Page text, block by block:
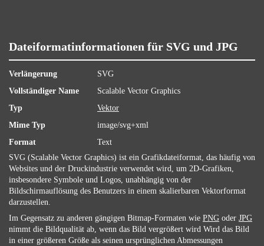
Dateiformatinformationen für SVG und JPG
Verlängerung
SVG
Vollständiger Name
Scalable Vector Graphics
Typ
Vektor
Mime Typ
image/svg+xml
Format
Text
SVG (Scalable Vector Graphics) ist ein Grafikdateiformat, das häufig von
Websites und der Druckindustrie verwendet wird, um 2D-Grafiken,
insbesondere Symbole und Logos, unabhängig von der
Bildschirmauflösung des Benutzers in einem skalierbaren Vektorformat
darzustellen.
Im Gegensatz zu anderen gängigen Bitmap-Formaten wie PNG oder JPG
nimmt die Bildqualität ab, wenn das Bild vergrößert wird Wird das Bild
in einer größeren Größe als seinen ursprünglichen Abmessungen